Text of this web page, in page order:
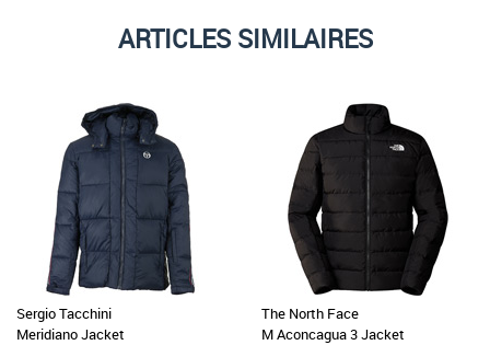
ARTICLES SIMILAIRES
Sergio Tacchini
Meridiano Jacket
The North Face
M Aconcagua 3 Jacket